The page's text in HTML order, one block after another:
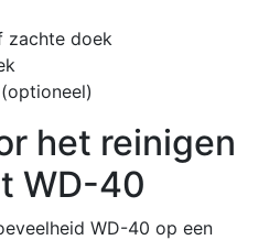
zachte doek
het reinigen
WD-40
WD-40 op een